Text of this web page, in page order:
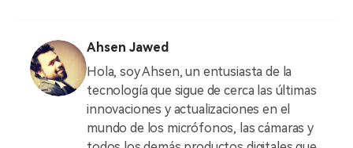
Ahsen Jawed
Hola, soy Ahsen, un entusiasta de la
tecnología que sigue de cerca las últimas
innovaciones y actualizaciones en el
mundo de los micrófonos, las cámaras y